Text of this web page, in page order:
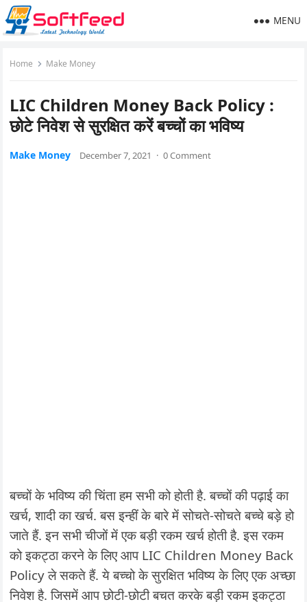
MENU
Home Make Money
LIC Children Money Back Policy :
छोटे निवेश से सुरक्षित करें बच्चों का भविष्य
Make Money December 7, 2021 · 0 Comment
बच्चों के भविष्य की चिंता हम सभी को होती है. बच्चों की पढ़ाई का
खर्च, शादी का खर्च. बस इन्हीं के बारे में सोचते-सोचते बच्चे बड़े हो
जाते हैं. इन सभी चीजों में एक बड़ी रकम खर्च होती है. इस रकम
को इकट्ठा करने के लिए आप LIC Children Money Back
Policy ले सकते हैं. ये बच्चो के सुरक्षित भविष्य के लिए एक अच्छा
निवेश है. जिसमें आप छोटी-छोटी बचत करके बड़ी रकम इकट्ठा